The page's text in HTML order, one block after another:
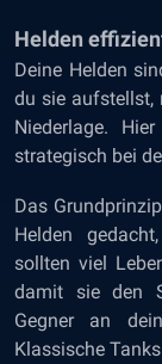
Helden
Deine Helden
du sie aufstellst,
Niederlage.
strategisch bei
Das
Helden
sollten viel
damit sie den
Gegner an
Klassische